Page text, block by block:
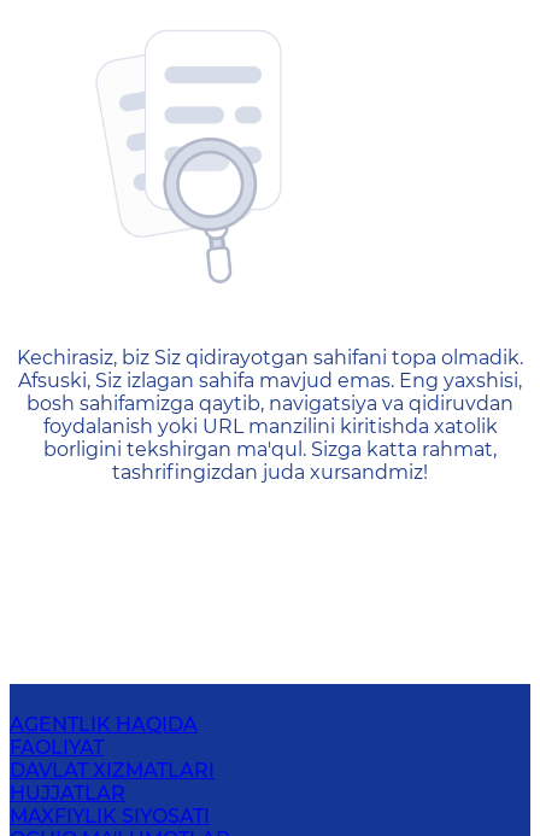
404 — Страница не
Kechirasiz, biz Siz qidirayotgan sahifani topa olmadik.
Afsuski, Siz izlagan sahifa mavjud emas. Eng yaxshisi,
bosh sahifamizga qaytib, navigatsiya va qidiruvdan
foydalanish yoki URL manzilini kiritishda xatolik
borligini tekshirgan ma'qul. Sizga katta rahmat,
tashrifingizdan juda xursandmiz!
AGENTLIK HAQIDA
FAOLIYAT
DAVLAT XIZMATLARI
HUJJATLAR
MAXFIYLIK SIYOSATI